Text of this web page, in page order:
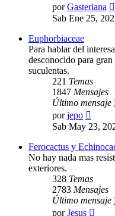
porGasteriana
Sab Ene 25,
Euphorbiaceae
Para hablar del
desconocido para
suculentas.
221 Temas
1847 Mensajes
Último mensaje
porjepo
último
Sab May 23,
Ferocactus y
No hay nada mas
exteriores.
328 Temas
2783 Mensajes
Último mensaje
porJesus